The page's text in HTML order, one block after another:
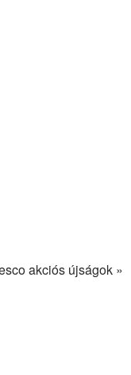
akciós újságok »